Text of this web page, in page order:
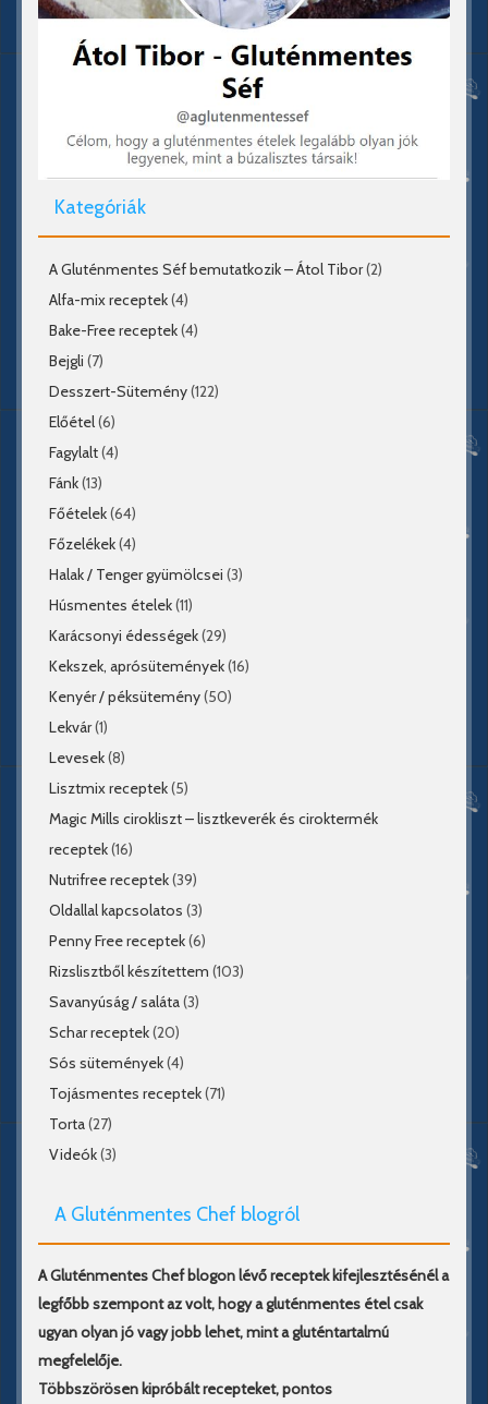
Kategóriák
A Gluténmentes Séf bemutatkozik – Átol Tibor(2)
Alfa-mix receptek(4)
Bake-Free receptek(4)
Bejgli (7)
Desszert-Sütemény(122)
Előétel(6)
Fagylalt(4)
Fánk(13)
Főételek(64)
Főzelékek(4)
Halak / Tenger gyümölcsei (3)
Húsmentes ételek(11)
Karácsonyi édességek(29)
Kekszek, aprósütemények(16)
Kenyér / péksütemény(50)
Lekvár(1)
Levesek(8)
Lisztmix receptek(5)
Magic Mills cirokliszt – lisztkeverék és ciroktermék
receptek(16)
Nutrifree receptek(39)
Oldallal kapcsolatos (3)
Penny Free receptek(6)
Rizslisztből készítettem (103)
Savanyúság / saláta(3)
Schar receptek(20)
Sós sütemények(4)
Tojásmentes receptek(71)
Torta(27)
Videók(3)
A Gluténmentes Chef blogról
A Gluténmentes Chef blogon lévő receptek kifejlesztésénél a
legfőbb szempont az volt, hogy a gluténmentes étel csak
ugyan olyan jó vagy jobb lehet, mint a gluténtartalmú
megfelelője.
Többszörösen kipróbált recepteket, pontos